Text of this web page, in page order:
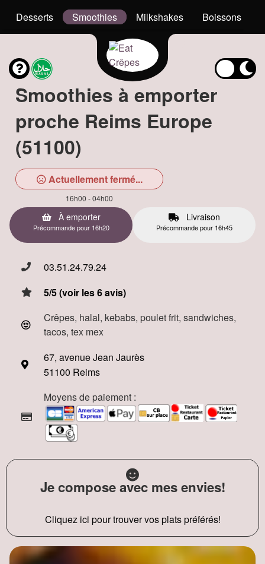
Desserts Smoothies Milkshakes Boissons
Smoothies à emporter
proche Reims Europe
(51100)
Actuellement fermé...
16h00 - 04h00
À emporter
Précommande pour 16h20
Livraison
Précommande pour 16h45
03.51.24.79.24
5/5 (voir les 6 avis)
Crêpes, halal, kebabs, poulet frit, sandwiches,
tacos, tex mex
67, avenue Jean Jaurès
51100 Reims
Moyens de paiement :
Je compose avec mes envies!
Cliquez ici pour trouver vos plats préférés!